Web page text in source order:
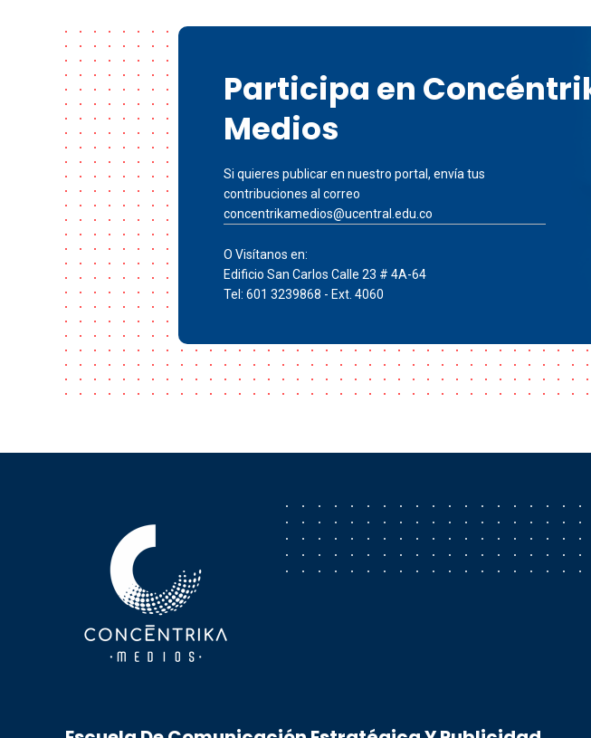
Participa en
Medios
Si quieres publicar en nuestro portal, envía tus
contribuciones al correo
concentrikamedios@ucentral.edu.co
O Visítanos en:
Edificio San Carlos Calle 23 # 4A-64
Tel: 601 3239868 - Ext. 4060